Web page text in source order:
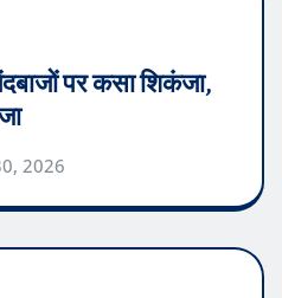
पर कसा शिकंजा,
2026